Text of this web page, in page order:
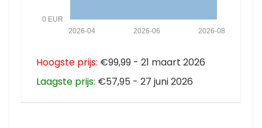
0 EUR
2026-08
2026-06
2026-04
Hoogste prijs: €99,99 - 21 maart 2026
Laagste prijs: €57,95 - 27 juni 2026